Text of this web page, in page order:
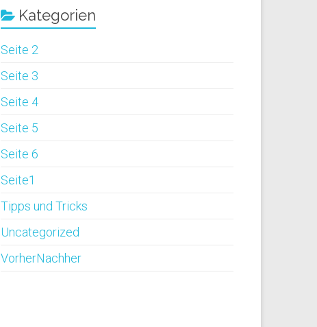
Kategorien
Seite 2
Seite 3
Seite 4
Seite 5
Seite 6
Seite1
Tipps und Tricks
Uncategorized
VorherNachher